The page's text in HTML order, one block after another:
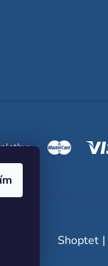
Shoptet |